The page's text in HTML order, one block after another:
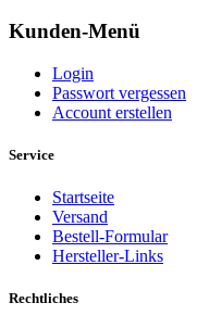
Kunden-Menü
Login
Passwort vergessen
Account erstellen
Service
Startseite
Versand
Bestell-Formular
Hersteller-Links
Rechtliches